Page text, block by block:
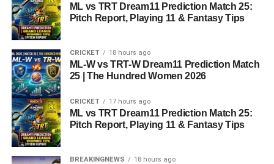
ML vs TRT Dream11 Prediction Match 25:
Pitch Report, Playing 11 & Fantasy Tips
CRICKET 18 hours ago
ML-W vs TRT-W Dream11 Prediction Match
25 | The Hundred Women 2026
CRICKET 17 hours ago
ML vs TRT Dream11 Prediction Match 25:
Pitch Report, Playing 11 & Fantasy Tips
BREAKINGNEWS 18 hours ago